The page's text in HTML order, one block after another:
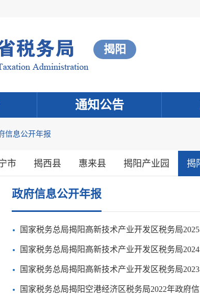
揭阳
通知公告
信息公开年报
市 揭西县 惠来县 揭阳产业园 揭
政府信息公开年报
国家税务总局揭阳高新技术产业开发区税务局
国家税务总局揭阳高新技术产业开发区税务局
国家税务总局揭阳高新技术产业开发区税务局
国家税务总局揭阳空港经济区税务局2022年政府